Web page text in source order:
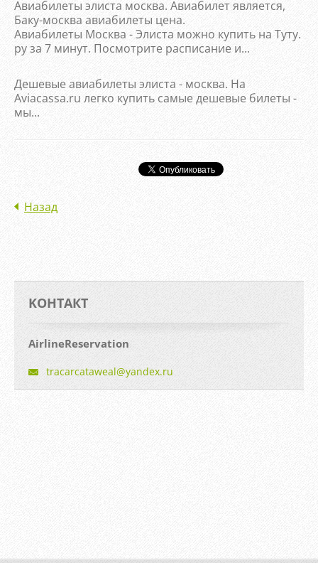
Авиабилеты элиста москва. Авиабилет является,
Баку-москва авиабилеты цена.
Авиабилеты Москва - Элиста можно купить на Туту.
ру за 7 минут. Посмотрите расписание и...
Дешевые авиабилеты элиста - москва. На
Aviacassa.ru легко купить самые дешевые билеты -
мы...
Назад
KOНТАКТ
AirlineReservation
tracarcataweal@yandex.ru